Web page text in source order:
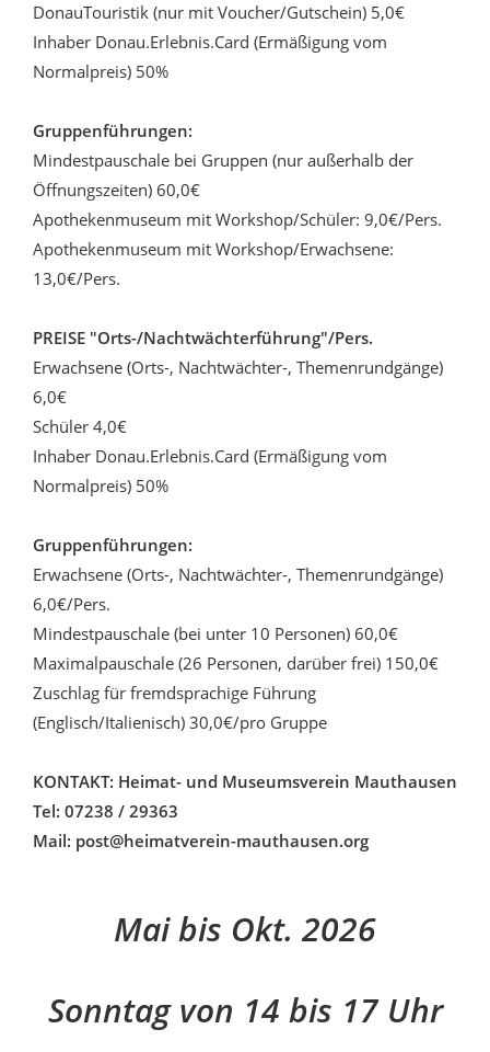
DonauTouristik (nur mit Voucher/Gutschein) 5,0€
Inhaber Donau.Erlebnis.Card (Ermäßigung vom
Normalpreis) 50%
Gruppenführungen:
Mindestpauschale bei Gruppen (nur außerhalb der
Öffnungszeiten) 60,0€
Apothekenmuseum mit Workshop/Schüler: 9,0€/Pers.
Apothekenmuseum mit Workshop/Erwachsene:
13,0€/Pers.
PREISE "Orts-/Nachtwächterführung"/Pers.
Erwachsene (Orts-, Nachtwächter-, Themenrundgänge)
6,0€
Schüler 4,0€
Inhaber Donau.Erlebnis.Card (Ermäßigung vom
Normalpreis) 50%
Gruppenführungen:
Erwachsene (Orts-, Nachtwächter-, Themenrundgänge)
6,0€/Pers.
Mindestpauschale (bei unter 10 Personen) 60,0€
Maximalpauschale (26 Personen, darüber frei) 150,0€
Zuschlag für fremdsprachige Führung
(Englisch/Italienisch) 30,0€/pro Gruppe
KONTAKT: Heimat- und Museumsverein Mauthausen
Tel: 07238 / 29363
Mail: post@heimatverein-mauthausen.org
Mai bis Okt. 2026
Sonntag von 14 bis 17 Uhr